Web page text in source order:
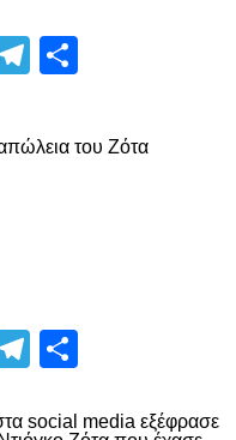
Telegram
του Ζότα
Telegram
social media εξέφρασε